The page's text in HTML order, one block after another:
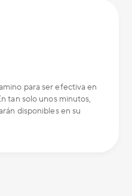
para ser efectiva en
tan solo unos minutos,
disponibles en su